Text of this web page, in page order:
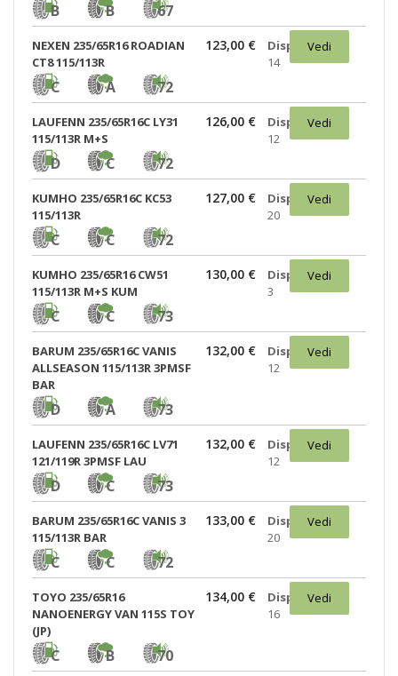
B B 67
NEXEN 235/65R16 ROADIAN
CT8 115/113R
C A 72
123,00 €
Disponibili:
14
Vedi
LAUFENN 235/65R16C LY31
115/113R M+S
D C 72
126,00 €
Disponibili:
12
Vedi
KUMHO 235/65R16C KC53
115/113R
C C 72
127,00 €
Disponibili:
20
Vedi
KUMHO 235/65R16 CW51
115/113R M+S KUM
C C 73
130,00 €
Disponibili:
3
Vedi
BARUM 235/65R16C VANIS
ALLSEASON 115/113R 3PMSF
BAR
D A 73
132,00 €
Disponibili:
12
Vedi
LAUFENN 235/65R16C LV71
121/119R 3PMSF LAU
D C 73
132,00 €
Disponibili:
12
Vedi
BARUM 235/65R16C VANIS 3
115/113R BAR
C C 72
133,00 €
Disponibili:
20
Vedi
TOYO 235/65R16
NANOENERGY VAN 115S TOY
(JP)
C B 70
134,00 €
Disponibili:
16
Vedi